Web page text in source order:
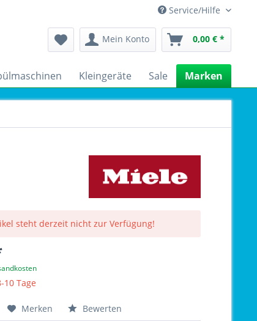
Service/Hilfe
Mein Konto 0,00 € *
Kleingeräte Sale Marken
steht derzeit nicht zur Verfügung!
10 Tage
Merken Bewerten